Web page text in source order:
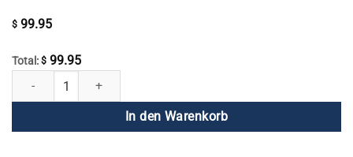
$ 99.95
Total: $ 99.95
Geist & Meditation (4 DVD-Set) Menge
In den Warenkorb